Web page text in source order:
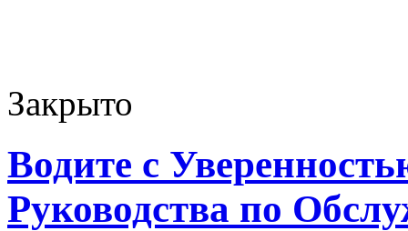
Закрыто
Водите с
Руководства по